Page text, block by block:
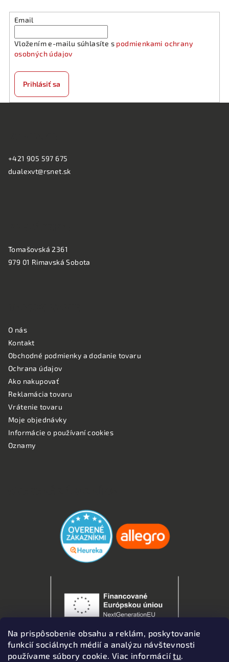
Na prispôsobenie obsahu a reklám, poskytovanie
funkcií sociálnych médií a analýzu návštevnosti
používame súbory cookie. Viac informáciítu.
Email
Vložením e-mailu súhlasíte s podmienkami ochrany
osobných údajov
Prihlásiť sa
+421 905 597 675
dualexvt@rsnet.sk
Tomašovská 2361
979 01 Rimavská Sobota
O nás
Kontakt
Obchodné podmienky a dodanie tovaru
Ochrana údajov
Ako nakupovať
Reklamácia tovaru
Vrátenie tovaru
Moje objednávky
Informácie o používaní cookies
Oznamy